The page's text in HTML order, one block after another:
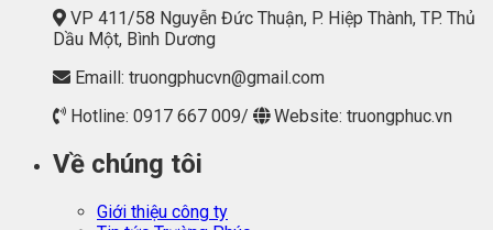
VP 411/58 Nguyễn Đức Thuận, P. Hiệp Thành, TP. Thủ
Dầu Một, Bình Dương
Emaill: truongphucvn@gmail.com
Hotline: 0917 667 009/
Website: truongphuc.vn
Về chúng tôi
Giới thiệu công ty